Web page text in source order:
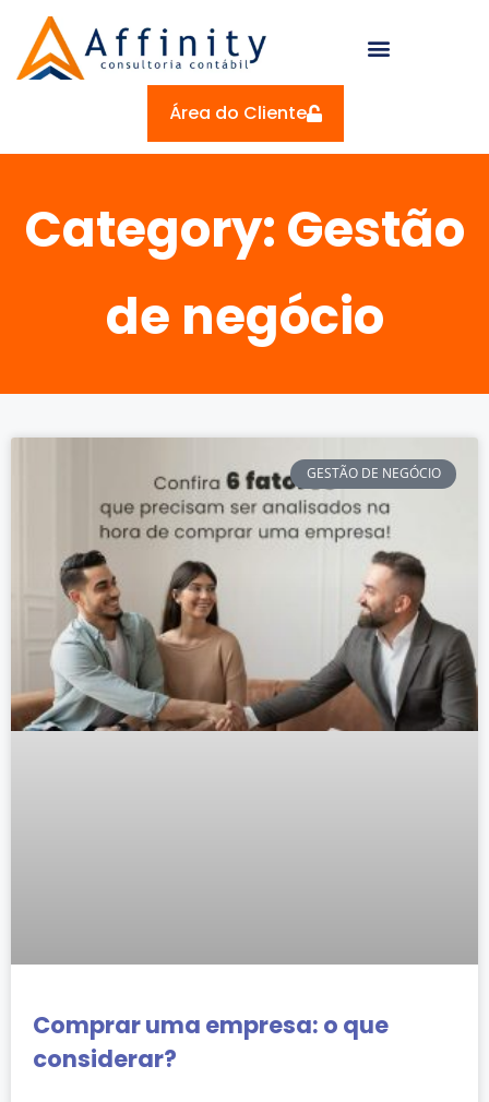
Área do Cliente
Category: Gestão
de negócio
GESTÃO DE NEGÓCIO
Comprar uma empresa: o que
considerar?